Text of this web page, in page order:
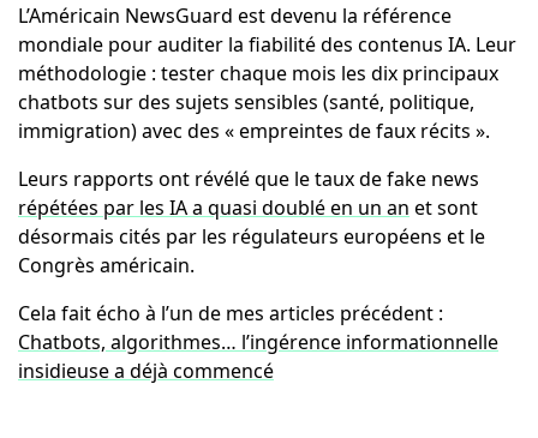
L’Américain NewsGuard est devenu la référence
mondiale pour auditer la fiabilité des contenus IA. Leur
méthodologie : tester chaque mois les dix principaux
chatbots sur des sujets sensibles (santé, politique,
immigration) avec des « empreintes de faux récits ».
Leurs rapports ont révélé que le taux de fake news
répétées par les IA a quasi doublé en un an et sont
désormais cités par les régulateurs européens et le
Congrès américain.
Cela fait écho à l’un de mes articles précédent :
Chatbots, algorithmes… l’ingérence informationnelle
insidieuse a déjà commencé